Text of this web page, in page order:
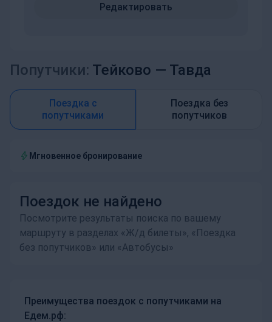
Редактировать
Попутчики: Тейково — Тавда
Поездка с
попутчиками
Поездка без
попутчиков
Мгновенное бронирование
Поездок не найдено
Посмотрите результаты поиска по вашему
маршруту в разделах «Ж/д билеты», «Поездка
без попутчиков» или «Автобусы»
Преимущества поездок с попутчиками на
Едем.рф: